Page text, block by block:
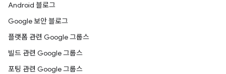
Android 블로그
Google 보안 블로그
플랫폼 관련 Google 그룹스
빌드 관련 Google 그룹스
포팅 관련 Google 그룹스